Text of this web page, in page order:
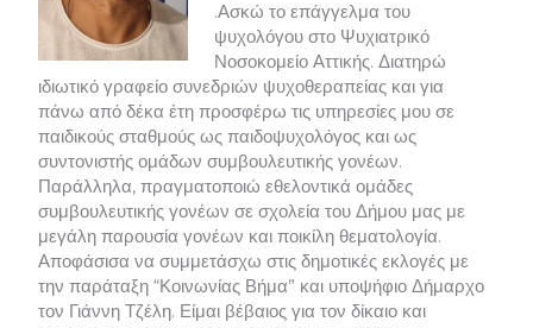
.Ασκώ το επάγγελμα του
ψυχολόγου στο Ψυχιατρικό
Νοσοκομείο Αττικής. Διατηρώ
ιδιωτικό γραφείο συνεδριών ψυχοθεραπείας και για
πάνω από δέκα έτη προσφέρω τις υπηρεσίες μου σε
παιδικούς σταθμούς ως παιδοψυχολόγος και ως
συντονιστής ομάδων συμβουλευτικής γονέων.
Παράλληλα, πραγματοποιώ εθελοντικά ομάδες
συμβουλευτικής γονέων σε σχολεία του Δήμου μας με
μεγάλη παρουσία γονέων και ποικίλη θεματολογία.
Αποφάσισα να συμμετάσχω στις δημοτικές εκλογές με
την παράταξη “Κοινωνίας Βήμα” και υποψήφιο Δήμαρχο
τον Γιάννη Τζέλη. Είμαι βέβαιος για τον δίκαιο και